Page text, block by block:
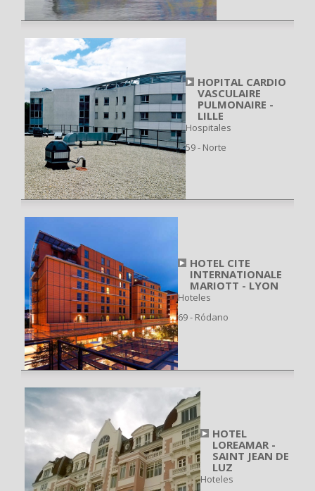
HOPITAL CARDIO
VASCULAIRE
PULMONAIRE -
LILLE
Hospitales
59 - Norte
HOTEL CITE
INTERNATIONALE
MARIOTT - LYON
Hoteles
69 - Ródano
HOTEL
LOREAMAR -
SAINT JEAN DE
LUZ
Hoteles